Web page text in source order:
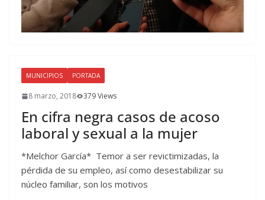
MUNICIPIOS PORTADA
8 marzo, 2018 379 Views
En cifra negra casos de acoso
laboral y sexual a la mujer
*Melchor García* Temor a ser revictimizadas, la
pérdida de su empleo, así como desestabilizar su
núcleo familiar, son los motivos